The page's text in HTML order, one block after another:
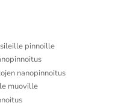
pinnoille
nanopinnoitus
muoville